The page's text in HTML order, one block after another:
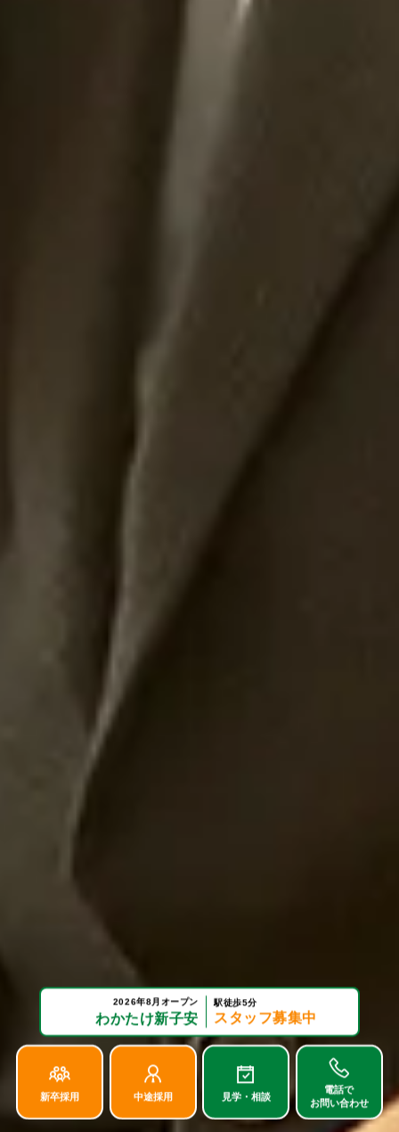
新卒採用 中途採用 見学・相談
電話で
お問い合わせ
2026年8月オープン
わかたけ新子安
駅徒歩5分
スタッフ募集中